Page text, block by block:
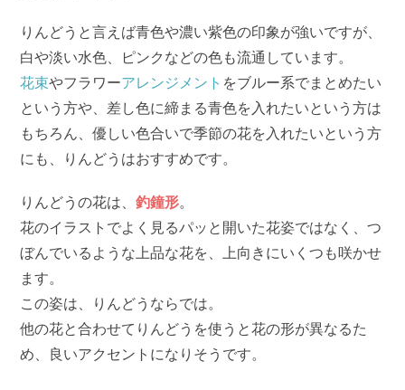
りんどうと言えば青色や濃い紫色の印象が強いですが、
白や淡い水色、ピンクなどの色も流通しています。
花束やフラワーアレンジメント をブルー系でまとめたい
という方や、差し色に締まる青色を入れたいという方は
もちろん、優しい色合いで季節の花を入れたいという方
にも、りんどうはおすすめです。
りんどうの花は、釣鐘形。
花のイラストでよく見るパッと開いた花姿ではなく、つ
ぼんでいるような上品な花を、上向きにいくつも咲かせ
ます。
この姿は、りんどうならでは。
他の花と合わせてりんどうを使うと花の形が異なるた
め、良いアクセントになりそうです。